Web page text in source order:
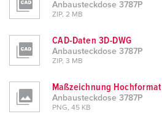
Anbausteckdose 3787P
ZIP, 2 MB
CAD-Daten 3D-DWG
Anbausteckdose 3787P
ZIP, 3 MB
Maßzeichnung Hochformat
Anbausteckdose 3787P
PNG, 45 KB